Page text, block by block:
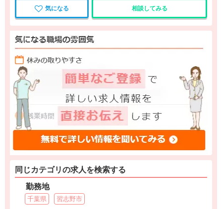
気になる 相談してみる
同じカテゴリの求人を検索する
勤務地
千葉県 習志野市